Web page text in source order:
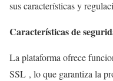
sus características y
Características de
La plataforma ofrece
SSL , lo que garantiza la